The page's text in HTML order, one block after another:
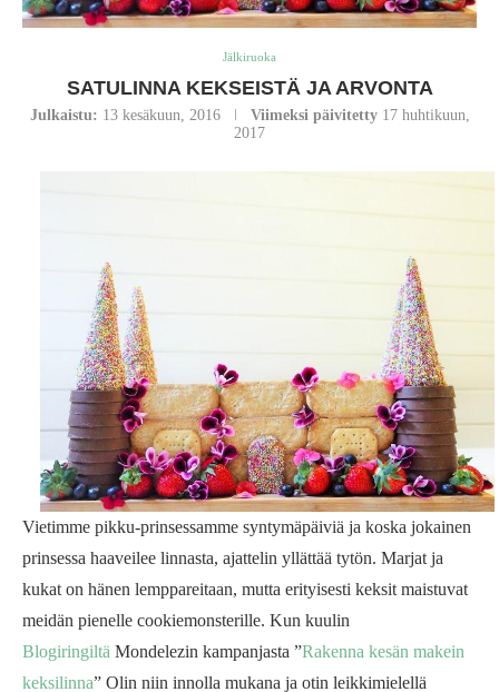
Jälkiruoka
SATULINNA KEKSEISTÄ JA ARVONTA
Julkaistu: 13 kesäkuun, 2016 Viimeksi päivitetty 17 huhtikuun,
2017
Vietimme pikku-prinsessamme syntymäpäiviä ja koska jokainen
prinsessa haaveilee linnasta, ajattelin yllättää tytön. Marjat ja
kukat on hänen lemppareitaan, mutta erityisesti keksit maistuvat
meidän pienelle cookiemonsterille. Kun kuulin
Blogiringiltä Mondelezin kampanjasta ”Rakenna kesän makein
keksilinna” Olin niin innolla mukana ja otin leikkimielellä